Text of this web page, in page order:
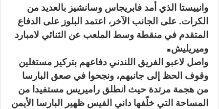
وانييستا الذي أمد فابريجاس وسانشيز بالعديد من
الكرات. على الجانب الآخر، اعتمد البلوز على الدفاع
المتقدم في منقطة وسط الملعب عن الثنائي لامبارد
وميريليش.
واصل لاعبو الفريق اللندني دفاعهم بتركيز مستغلين
وقوف الحظ إلى جانبهم، ونجحوا في صعق البارسا
من هجمة مرتدة حيث انطلق راميريس مستفيدا من
المساحة التي خلّفها داني الفيس ظهير البارسا الأيمن